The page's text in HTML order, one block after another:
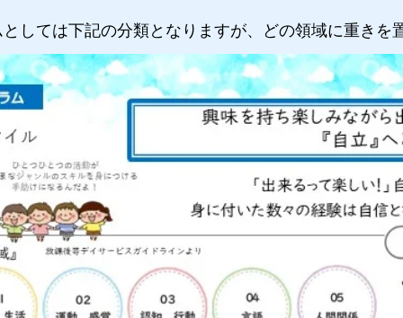
しては下記の分類となりますが、どの領域に重きを